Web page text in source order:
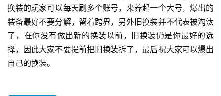
换装的玩家可以每天刷多个账号，来养起一个大号，爆出的
装备最好不要分解，留着跨界，另外旧换装并不代表被淘汰
了，在你没有做出新的换装以前，旧换装仍是你最好的选
择，因此大家不要提前把旧换装拆了，最后祝大家可以爆出
自己的换装。